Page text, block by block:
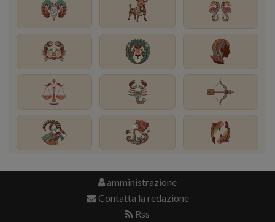
amministrazione
Contatta la redazione
Rss